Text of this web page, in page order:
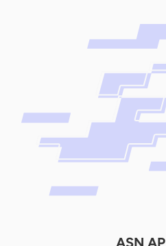
ASN AP